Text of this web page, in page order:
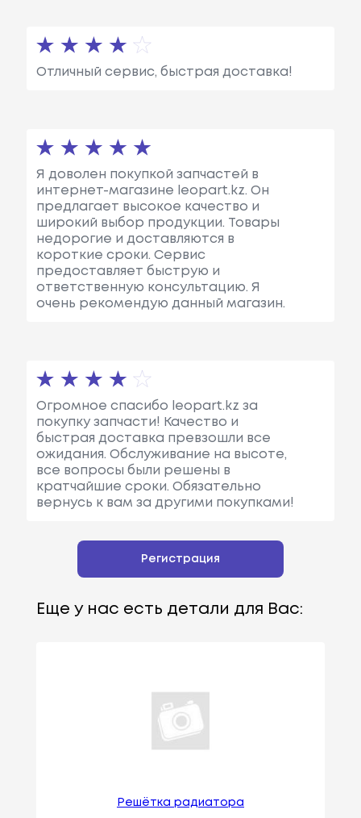
Отличный сервис, быстрая доставка!
Я доволен покупкой запчастей в
интернет-магазине leopart.kz. Он
предлагает высокое качество и
широкий выбор продукции. Товары
недорогие и доставляются в
короткие сроки. Сервис
предоставляет быструю и
ответственную консультацию. Я
очень рекомендую данный магазин.
Огромное спасибо leopart.kz за
покупку запчасти! Качество и
быстрая доставка превзошли все
ожидания. Обслуживание на высоте,
все вопросы были решены в
кратчайшие сроки. Обязательно
вернусь к вам за другими покупками!
Регистрация
Еще у нас есть детали для Вас:
Решётка радиатора